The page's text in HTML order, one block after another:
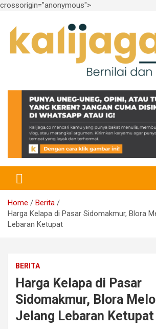
crossorigin="anonymous">
content
kalijaga.co
Home
Berita
Harga Kelapa di Pasar Sidomakmur, Blora
Lebaran Ketupat
BERITA
Harga Kelapa di Pasar
Sidomakmur, Blora
Jelang Lebaran Ketupat